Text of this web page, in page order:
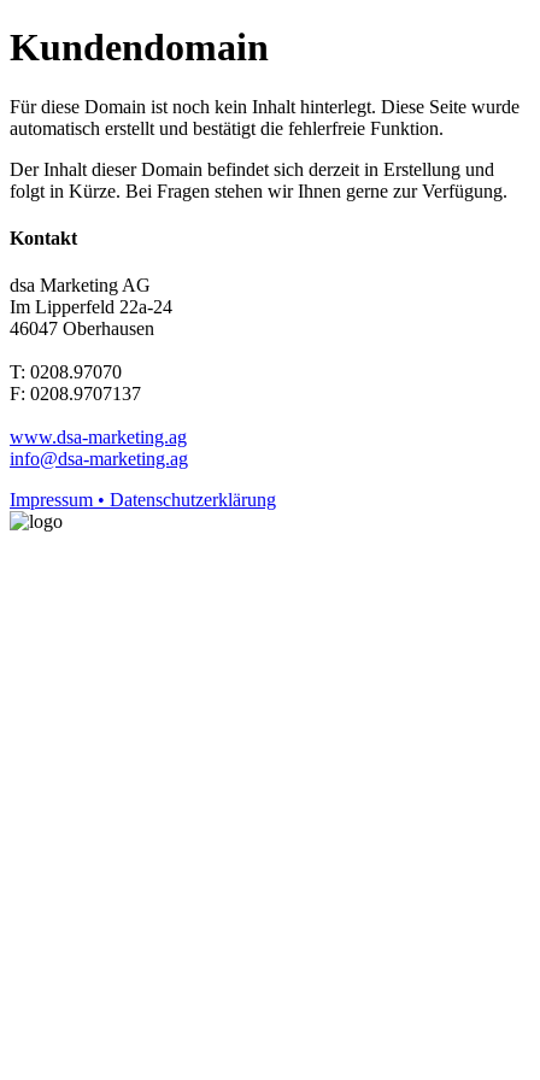
Kundendomain
Für diese Domain ist noch kein Inhalt hinterlegt. Diese Seite wurde
automatisch erstellt und bestätigt die fehlerfreie Funktion.
Der Inhalt dieser Domain befindet sich derzeit in Erstellung und
folgt in Kürze. Bei Fragen stehen wir Ihnen gerne zur Verfügung.
Kontakt
dsa Marketing AG
Im Lipperfeld 22a-24
46047 Oberhausen
T: 0208.97070
F: 0208.9707137
www.dsa-marketing.ag
info@dsa-marketing.ag
Impressum • Datenschutzerklärung